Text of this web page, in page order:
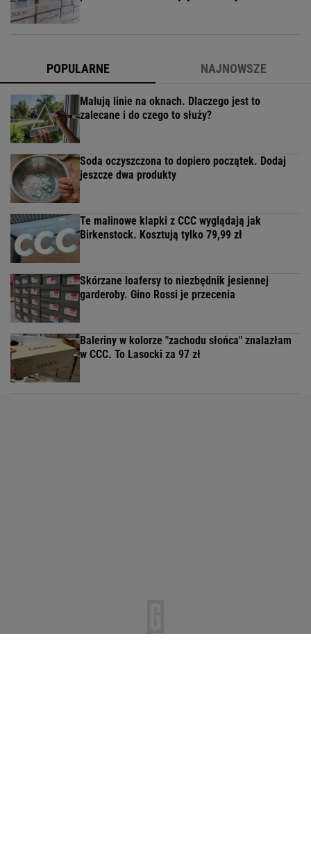
POPULARNE NAJNOWSZE
Malują linie na oknach. Dlaczego jest to
zalecane i do czego to służy?
Soda oczyszczona to dopiero początek. Dodaj
jeszcze dwa produkty
Te malinowe klapki z CCC wyglądają jak
Birkenstock. Kosztują tylko 79,99 zł
Skórzane loafersy to niezbędnik jesiennej
garderoby. Gino Rossi je przecenia
Baleriny w kolorze "zachodu słońca" znalazłam
w CCC. To Lasocki za 97 zł